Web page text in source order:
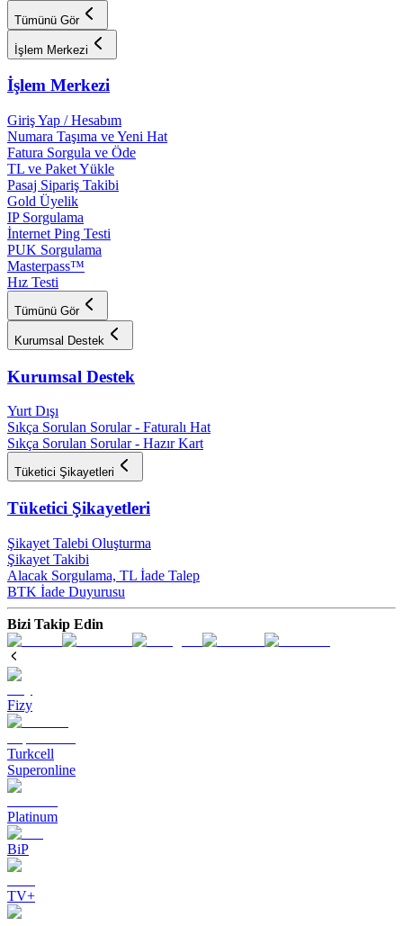
Tümünü Gör
İşlem Merkezi
İşlem Merkezi
Giriş Yap / Hesabım
Numara Taşıma ve Yeni Hat
Fatura Sorgula ve Öde
TL ve Paket Yükle
Pasaj Sipariş Takibi
Gold Üyelik
IP Sorgulama
İnternet Ping Testi
PUK Sorgulama
Masterpass™
Hız Testi
Tümünü Gör
Kurumsal Destek
Kurumsal Destek
Yurt Dışı
Sıkça Sorulan Sorular - Faturalı Hat
Sıkça Sorulan Sorular - Hazır Kart
Tüketici Şikayetleri
Tüketici Şikayetleri
Şikayet Talebi Oluşturma
Şikayet Takibi
Alacak Sorgulama, TL İade Talep​
BTK İade Duyurusu
Bizi Takip Edin
Fizy
Turkcell
Superonline
Platinum
BiP
TV+